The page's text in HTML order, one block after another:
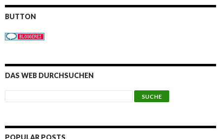
BUTTON
DAS WEB DURCHSUCHEN
POPULAR POSTS